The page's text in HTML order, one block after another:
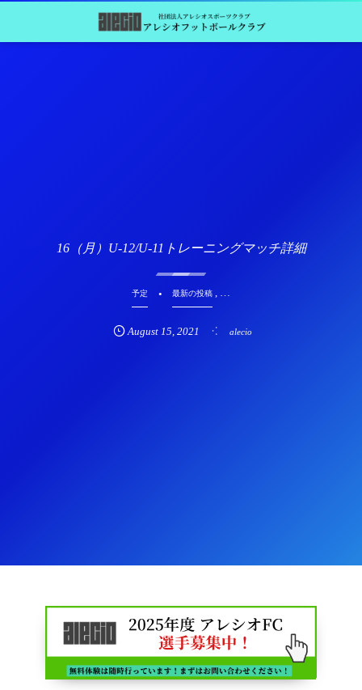
16（月）U-12/U-11トレーニングマッチ詳細
予定 最新の投稿 , …
August 15, 2021 alecio